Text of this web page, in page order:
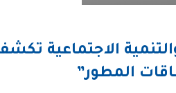
الاجتماعية
المطور”